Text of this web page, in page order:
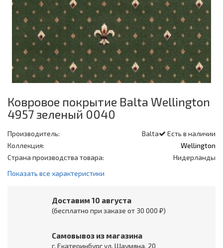
Ковровое покрытие Balta Wellington
4957 зеленый 0040
Есть в наличии
Производитель:
Balta
Коллекция:
Wellington
Страна производства товара:
Нидерланды
Показать все характеристики
Доставим 10 августа
(бесплатно при заказе от 30 000 ₽)
Самовывоз из магазина
г. Екатеринбург ул. Шаумяна, 20